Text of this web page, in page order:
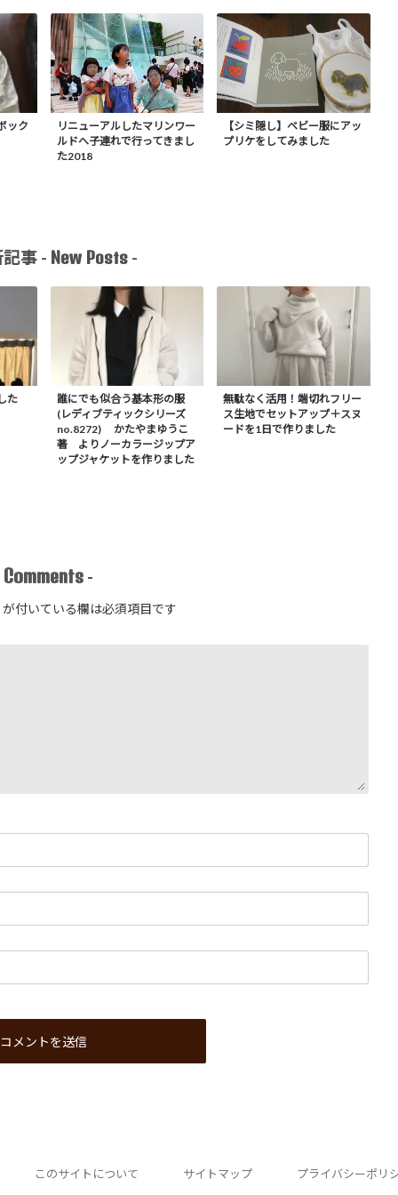
ック
リニューアルしたマリンワー
ルドへ子連れで行ってきまし
た2018
【シミ隠し】ベビー服にアッ
プリケをしてみました
事 - New Posts -
た
誰にでも似合う基本形の服
(レディブティックシリーズ
no.8272) かたやまゆうこ
著 よりノーカラージップア
ップジャケットを作りました
無駄なく活用！端切れフリー
ス生地でセットアップ＋スヌ
ードを1日で作りました
Comments -
が付いている欄は必須項目です
このサイトについて サイトマップ プライバシーポリ